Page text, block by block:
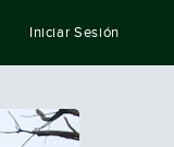
Iniciar Sesión